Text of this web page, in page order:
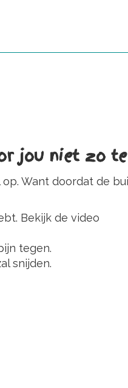
jou niet zo
Want doordat de
Bekijk de video
tegen.
snijden.